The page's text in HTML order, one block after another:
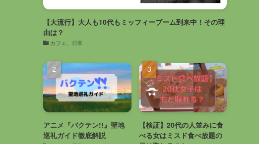
【大流行】大人も10代もミッフィーブーム到来中！その理
由は？
カフェ、日常
アニメ『バクテン!!』聖地
巡礼ガイド徹底解説
【検証】20代の人並みに食
べる女はミスド食べ放題の